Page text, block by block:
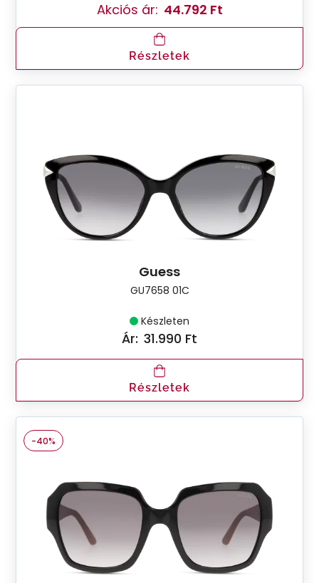
Akciós ár: 44.792 Ft
Részletek
Guess
GU7658 01C
Készleten
Ár: 31.990 Ft
Részletek
-40%